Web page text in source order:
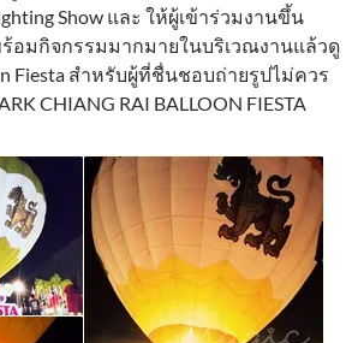
Show และ ให้ผู้เข้าร่วมงานขึ้น
อมกิจกรรมมากมายในบริเวณงานแล้วดู
Fiesta สำหรับผู้ที่ชื่นชอบถ่ายรูปไม่ควร
CHIANG RAI BALLOON FIESTA